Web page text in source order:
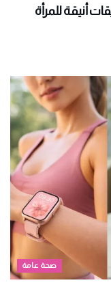
أنيقة للمرأة
صحة عامة